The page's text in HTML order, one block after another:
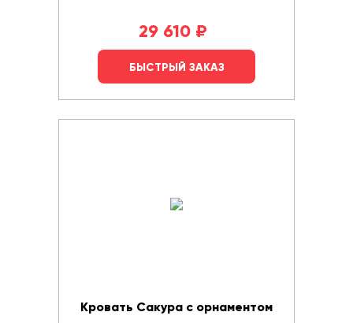
29 610 ₽
БЫСТРЫЙ ЗАКАЗ
Кровать Сакура с орнаментом